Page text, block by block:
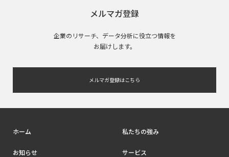
メルマガ登録
企業のリサーチ、データ分析に役立つ情報を
お届けします。
メルマガ登録はこちら
ホーム 私たちの強み
お知らせ サービス